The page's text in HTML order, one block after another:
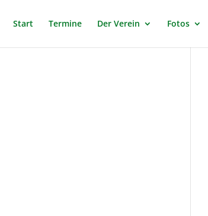
Start Termine Der Verein Fotos